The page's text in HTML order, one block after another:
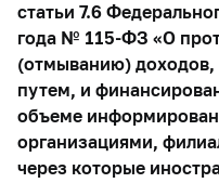
статьи 7.6
года № 115-ФЗ «О
(отмыванию)
путем, и
объеме
организациями,
через которые